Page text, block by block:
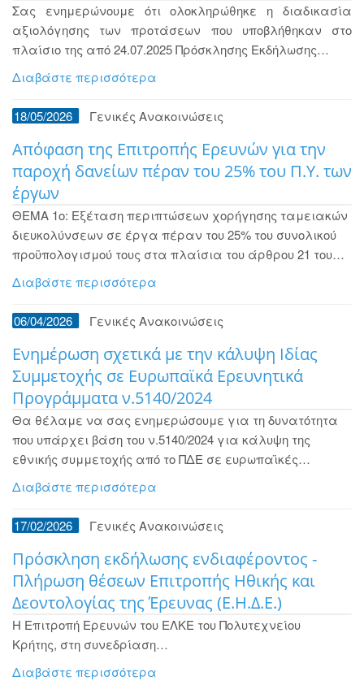
Σας ενημερώνουμε ότι ολοκληρώθηκε η διαδικασία
αξιολόγησης των προτάσεων που υποβλήθηκαν στο
πλαίσιο της από 24.07.2025 Πρόσκλησης Εκδήλωσης…
Διαβάστε περισσότερα
18/05/2026 Γενικές Ανακοινώσεις
Aπόφαση της Επιτροπής Ερευνών για την
παροχή δανείων πέραν του 25% του Π.Υ. των
έργων
ΘΕΜΑ 1ο: Εξέταση περιπτώσεων χορήγησης ταμειακών
διευκολύνσεων σε έργα πέραν του 25% του συνολικού
προϋπολογισμού τους στα πλαίσια του άρθρου 21 του…
Διαβάστε περισσότερα
06/04/2026 Γενικές Ανακοινώσεις
Ενημέρωση σχετικά με την κάλυψη Ιδίας
Συμμετοχής σε Ευρωπαϊκά Ερευνητικά
Προγράμματα ν.5140/2024
Θα θέλαμε να σας ενημερώσουμε για τη δυνατότητα
που υπάρχει βάση του ν.5140/2024 για κάλυψη της
εθνικής συμμετοχής από το ΠΔΕ σε ευρωπαϊκές…
Διαβάστε περισσότερα
17/02/2026 Γενικές Ανακοινώσεις
Πρόσκληση εκδήλωσης ενδιαφέροντος -
Πλήρωση θέσεων Επιτροπής Ηθικής και
Δεοντολογίας της Έρευνας (Ε.Η.Δ.Ε.)
H Επιτροπή Ερευνών του ΕΛΚΕ του Πολυτεχνείου
Κρήτης, στη συνεδρίαση…
Διαβάστε περισσότερα